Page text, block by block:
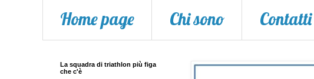
Home page Chi sono Contatti
La squadra di triathlon più figa
che c'è